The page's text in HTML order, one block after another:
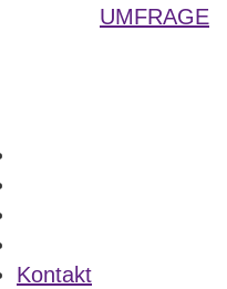
UMFRAGE
Kontakt